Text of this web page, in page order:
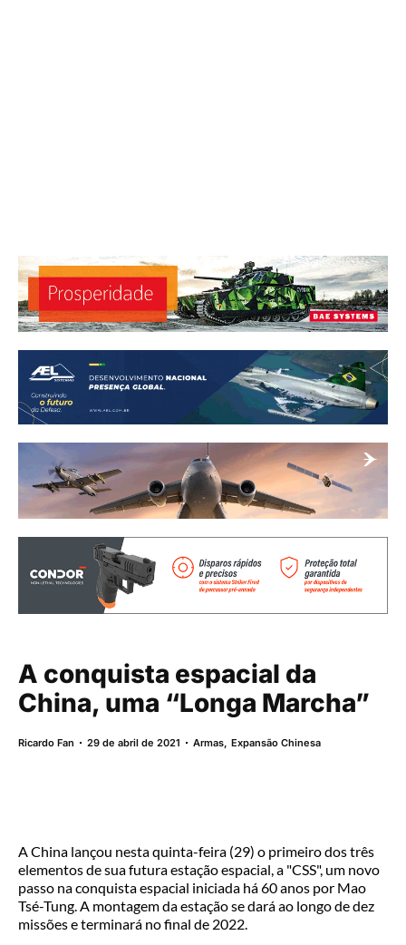
A conquista espacial da
China, uma “Longa Marcha”
Ricardo Fan 29 de abril de 2021 Armas,Expansão Chinesa
A China lançou nesta quinta-feira (29) o primeiro dos três
elementos de sua futura estação espacial, a "CSS", um novo
passo na conquista espacial iniciada há 60 anos por Mao
Tsé-Tung. A montagem da estação se dará ao longo de dez
missões e terminará no final de 2022.